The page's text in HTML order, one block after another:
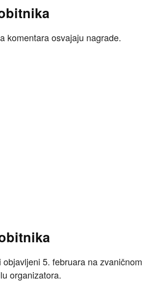
komentara osvajaju nagrade.
objavljeni 5. februara na zvaničnom
organizatora.